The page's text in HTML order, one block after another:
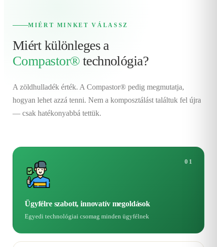
MIÉRT MINKET VÁLASSZ
Miért különleges a
Compastor® technológia?
A zöldhulladék érték. A Compastor® pedig megmutatja,
hogyan lehet azzá tenni. Nem a komposztálást találtuk fel újra
— csak hatékonyabbá tettük.
01
Ügyfélre szabott, innovatív megoldások
Egyedi technológiai csomag minden ügyfélnek